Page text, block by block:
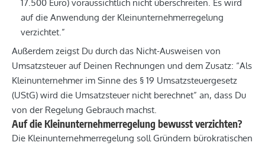
17.500 Euro) voraussichtlich nicht überschreiten. Es wird
auf die Anwendung der Kleinunternehmerregelung
verzichtet.”
Außerdem zeigst Du durch das Nicht-Ausweisen von
Umsatzsteuer auf Deinen Rechnungen und dem Zusatz: “Als
Kleinunternehmer im Sinne des § 19 Umsatzsteuergesetz
(UStG) wird die Umsatzsteuer nicht berechnet” an, dass Du
von der Regelung Gebrauch machst.
Auf die Kleinunternehmerregelung bewusst verzichten?
Die Kleinunternehmerregelung soll Gründern bürokratischen